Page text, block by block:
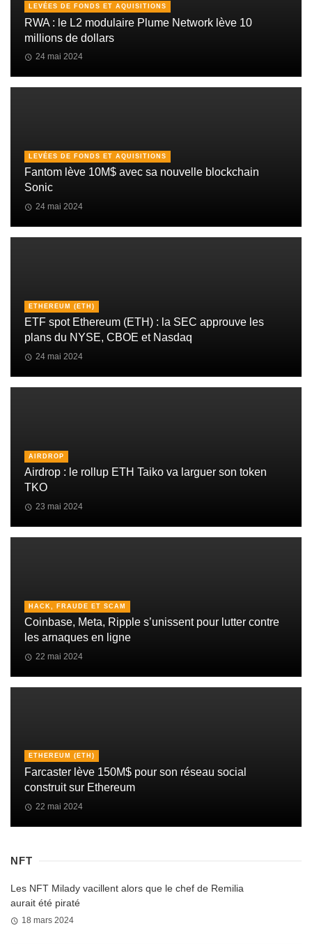
LEVÉES DE FONDS ET AQUISITIONS
RWA : le L2 modulaire Plume Network lève 10
millions de dollars
24 mai 2024
LEVÉES DE FONDS ET AQUISITIONS
Fantom lève 10M$ avec sa nouvelle blockchain
Sonic
24 mai 2024
ETHEREUM (ETH)
ETF spot Ethereum (ETH) : la SEC approuve les
plans du NYSE, CBOE et Nasdaq
24 mai 2024
AIRDROP
Airdrop : le rollup ETH Taiko va larguer son token
TKO
23 mai 2024
HACK, FRAUDE ET SCAM
Coinbase, Meta, Ripple s’unissent pour lutter contre
les arnaques en ligne
22 mai 2024
ETHEREUM (ETH)
Farcaster lève 150M$ pour son réseau social
construit sur Ethereum
22 mai 2024
NFT
Les NFT Milady vacillent alors que le chef de Remilia
aurait été piraté
18 mars 2024